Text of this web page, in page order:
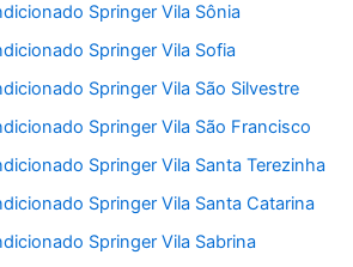
Springer Vila Sônia
Springer Vila Sofia
Springer Vila São Silvestre
Springer Vila São Francisco
Springer Vila Santa Terezinha
Springer Vila Santa Catarina
Springer Vila Sabrina